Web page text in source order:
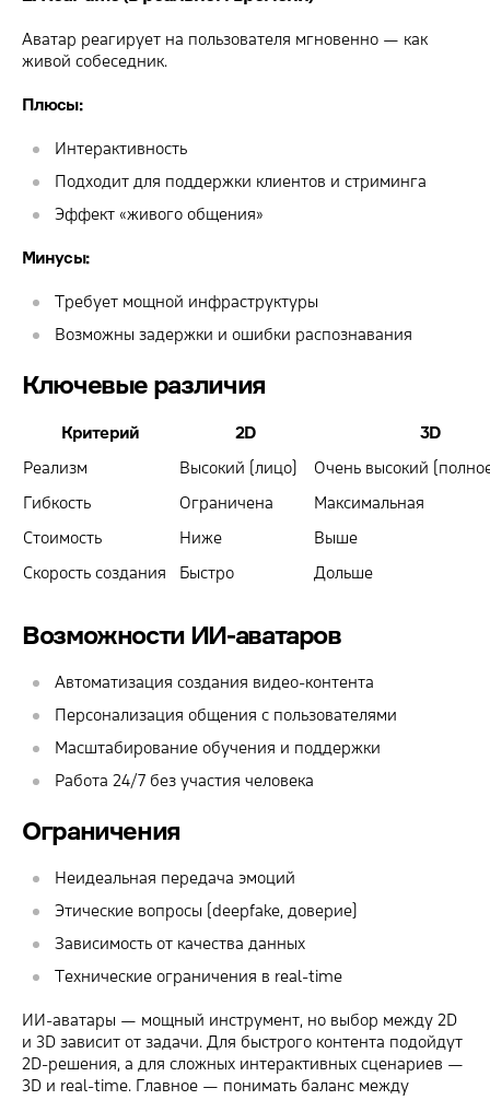
Аватар реагирует на пользователя мгновенно — как
живой собеседник.
Плюсы:
Интерактивность
Подходит для поддержки клиентов и стриминга
Эффект «живого общения»
Минусы:
Требует мощной инфраструктуры
Возможны задержки и ошибки распознавания
Ключевые различия
Критерий 2D
3D
Реализм
Высокий (лицо)
Очень высокий
Гибкость
Ограничена
Максимальная
Стоимость
Ниже
Выше
Скорость создания
Быстро Дольше
Возможности ИИ-аватаров
Автоматизация создания видео-контента
Персонализация общения с пользователями
Масштабирование обучения и поддержки
Работа 24/7 без участия человека
Ограничения
Неидеальная передача эмоций
Этические вопросы (deepfake, доверие)
Зависимость от качества данных
Технические ограничения в real-time
ИИ-аватары — мощный инструмент, но выбор между 2D
и 3D зависит от задачи. Для быстрого контента подойдут
2D-решения, а для сложных интерактивных сценариев —
3D и real-time. Главное — понимать баланс между